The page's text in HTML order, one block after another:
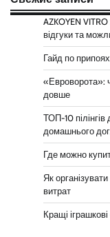
AZKOYEN
відгуки та
Гайд по
«Евроворота»:
довше
ТОП-10 пілінгів
домашнього
Где можно
Як
витрат
Кращі